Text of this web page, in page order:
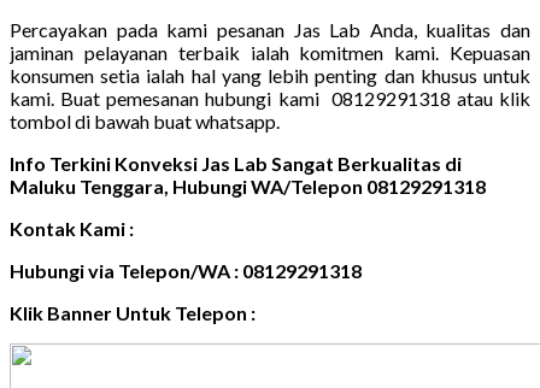
Percayakan pada kami pesanan Jas Lab Anda, kualitas dan
jaminan pelayanan terbaik ialah komitmen kami. Kepuasan
konsumen setia ialah hal yang lebih penting dan khusus untuk
kami. Buat pemesanan hubungi kami 08129291318 atau klik
tombol di bawah buat whatsapp.
Info Terkini Konveksi Jas Lab Sangat Berkualitas di
Maluku Tenggara, Hubungi WA/Telepon 08129291318
Kontak Kami :
Hubungi via Telepon/WA : 08129291318
Klik Banner Untuk Telepon :